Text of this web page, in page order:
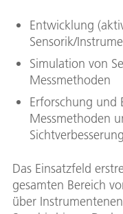
Entwicklung
Sensorik/
Simulation von
Messmethoden
Erforschung und
Messmethoden
Sichtverbesserung
Das Einsatzfeld
gesamten Bereich
über